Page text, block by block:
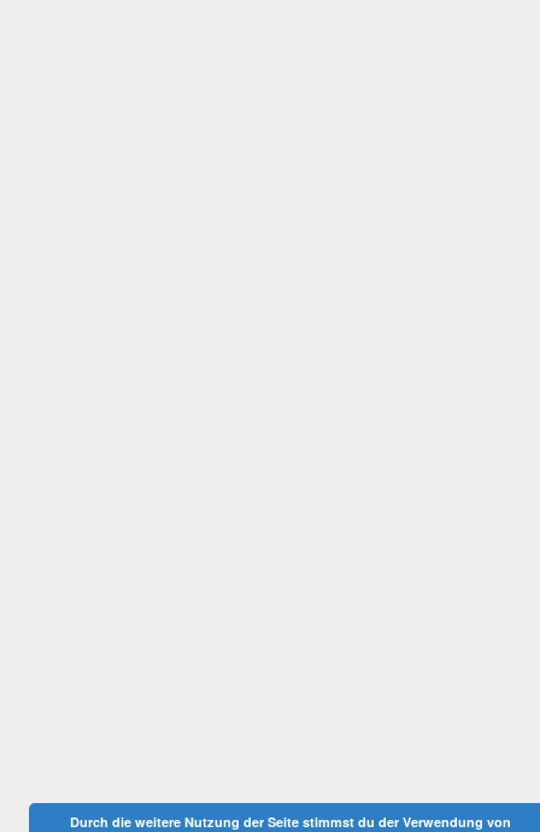
Durch die weitere Nutzung der Seite stimmst du der Verwendung von